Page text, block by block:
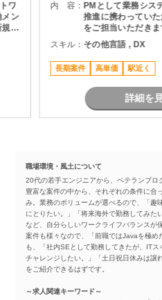
ワ
メン
基
内 容： PMとして業務シス
推進に携わってい
をご担当いただき
理・課題整理 ・プ
び進捗管理 ・開発
ジメント ・品質、
者向け資料作成およ
スキル： その他言語 , DX
長期案件 高単価 駅近く
詳細を
職場環境・風土について
20代の若手エンジニアから、ベテランプロ
豊富な案件の中から、それぞれの条件に合
み。業務のボリュームが選べるので、「趣
にとりたい。」「将来海外で勤務してみた
など、自分らしいワークライフバランスが
案件も様々なので、「前職ではJavaを極
も、「社内SEとして勤務してきたが、IT
チャレンジしたい。」「土日祝日休みは
をご紹介できるはずです。
～求人関連キーワード～